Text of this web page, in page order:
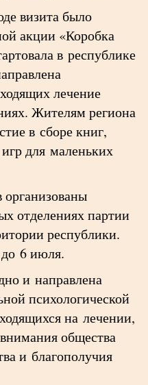
визита было
акции «Коробка
в республике
лечение
Жителям региона
в сборе книг,
для маленьких
отделениях партии
республики.
6 июля.
и направлена
психологической
на лечении,
общества
и благополучия